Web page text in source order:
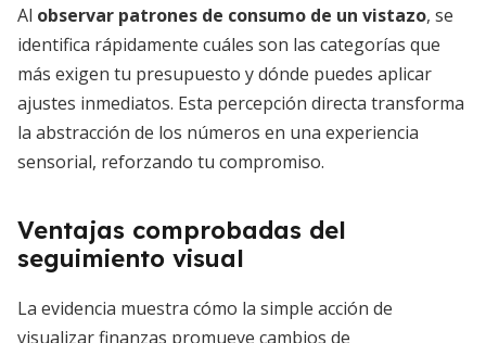
Al observar patrones de consumo de un vistazo, se
identifica rápidamente cuáles son las categorías que
más exigen tu presupuesto y dónde puedes aplicar
ajustes inmediatos. Esta percepción directa transforma
la abstracción de los números en una experiencia
sensorial, reforzando tu compromiso.
Ventajas comprobadas del
seguimiento visual
La evidencia muestra cómo la simple acción de
visualizar finanzas promueve cambios de